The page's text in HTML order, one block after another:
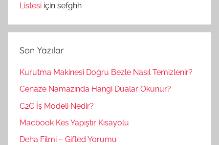
Listesi için sefghh
Son Yazılar
Kurutma Makinesi Doğru Bezle Nasıl Temizlenir?
Cenaze Namazında Hangi Dualar Okunur?
C2C İş Modeli Nedir?
Macbook Kes Yapıştır Kısayolu
Deha Filmi – Gifted Yorumu